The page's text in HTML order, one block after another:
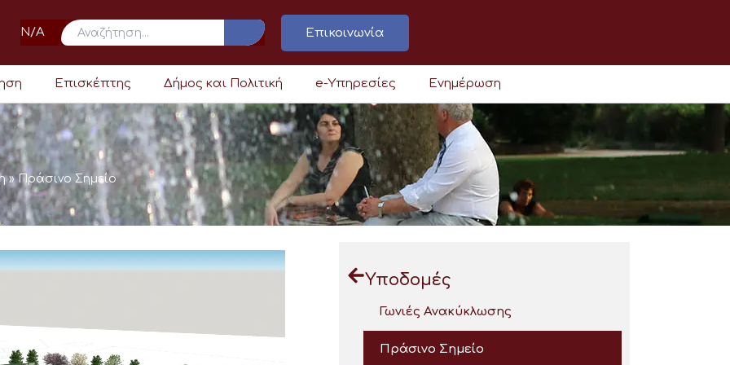
N/A Επικοινωνία
Επισκέπτης Δήμος και Πολιτική e-Υπηρεσίες Ενημέρωση
» Πράσινο Σημείο
Υποδομές
Γωνιές Ανακύκλωσης
Πράσινο Σημείο